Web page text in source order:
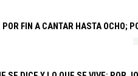
FIN A CANTAR HASTA OCHO;